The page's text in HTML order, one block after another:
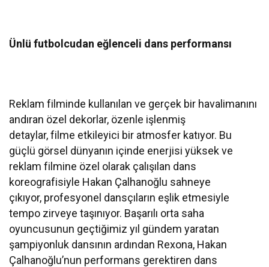
Ünlü futbolcudan eğlenceli dans performansı
Reklam filminde kullanılan ve gerçek bir havalimanını
andıran özel dekorlar, özenle işlenmiş
detaylar, filme etkileyici bir atmosfer katıyor. Bu
güçlü görsel dünyanın içinde enerjisi yüksek ve
reklam filmine özel olarak çalışılan dans
koreografisiyle Hakan Çalhanoğlu sahneye
çıkıyor, profesyonel dansçıların eşlik etmesiyle
tempo zirveye taşınıyor. Başarılı orta saha
oyuncusunun geçtiğimiz yıl gündem yaratan
şampiyonluk dansının ardından Rexona, Hakan
Çalhanoğlu’nun performans gerektiren dans